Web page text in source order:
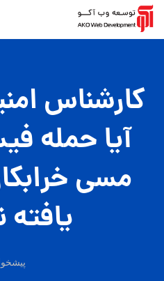
کارشناس
آیا حمله
مسی
یافته